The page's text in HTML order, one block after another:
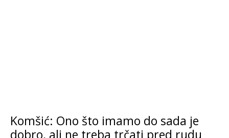
Komšić: Ono što imamo do sada je
dobro, ali ne treba trčati pred rudu